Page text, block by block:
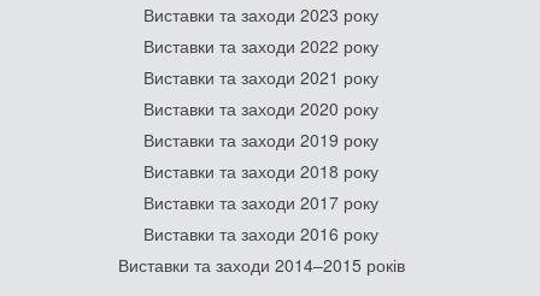
Виставки та заходи 2023 року
Виставки та заходи 2022 року
Виставки та заходи 2021 року
Виставки та заходи 2020 року
Виставки та заходи 2019 року
Виставки та заходи 2018 року
Виставки та заходи 2017 року
Виставки та заходи 2016 року
Виставки та заходи 2014–2015 років